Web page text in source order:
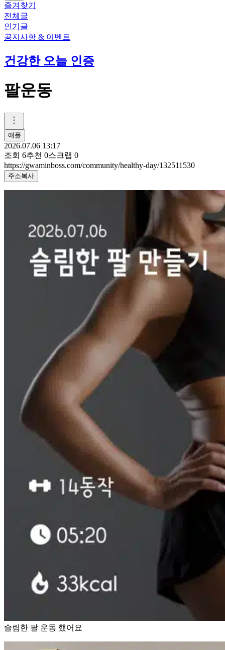
즐겨찾기
전체글
인기글
공지사항 & 이벤트
건강한 오늘 인증
팔운동
애플
2026.07.06 13:17
조회 6추천 0스크랩 0
https://gwaminboss.com/community/healthy-day/132511530
주소복사
슬림한 팔 운동 했어요